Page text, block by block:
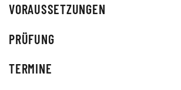
VORAUSSETZUNGEN
PRÜFUNG
TERMINE